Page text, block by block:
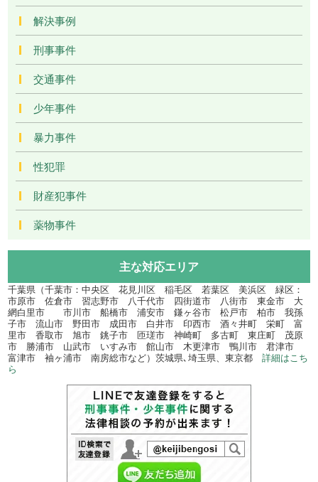
解決事例
刑事事件
交通事件
少年事件
暴力事件
性犯罪
財産犯事件
薬物事件
主な対応エリア
千葉県（千葉市：中央区 花見川区 稲毛区 若葉区 美浜区 緑区：
市原市 佐倉市 習志野市 八千代市 四街道市 八街市 東金市 大
網白里市 市川市 船橋市 浦安市 鎌ヶ谷市 松戸市 柏市 我孫
子市 流山市 野田市 成田市 白井市 印西市 酒々井町 栄町 富
里市 香取市 旭市 銚子市 匝瑳市 神崎町 多古町 東庄町 茂原
市 勝浦市 山武市 いすみ市 館山市 木更津市 鴨川市 君津市
富津市 袖ヶ浦市 南房総市など）茨城県､埼玉県、東京都詳細はこち
ら